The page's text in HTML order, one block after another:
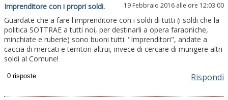
Imprenditore con i propri soldi. 19 Febbraio 2016 alle ore 12:03:00
Guardate che a fare l'imprenditore con i soldi di tutti (i soldi che la
politica SOTTRAE a tutti noi, per destinarli a opera faraoniche,
minchiate e ruberie) sono buoni tutti. "Imprenditori", andate a
caccia di mercati e territori altrui, invece di cercare di mungere altri
soldi al Comune!
Rispondi